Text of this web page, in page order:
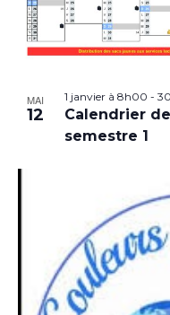
MAI
12
1 janvier à 8h00 -
Calendrier
semestre 1